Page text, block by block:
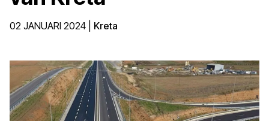
02 JANUARI 2024 Kreta